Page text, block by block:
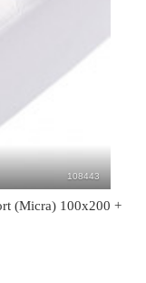
108443
(Micra) 100х200 +